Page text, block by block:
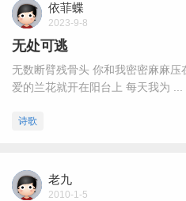
依菲蝶
2023-9-8
无处可逃
无数断臂残骨头 你和我密密麻麻
爱的兰花就开在阳台上 每天我为 ...
诗歌
老九
2010-1-5